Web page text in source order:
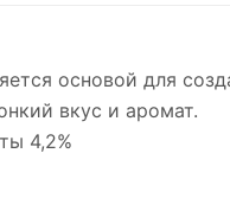
основой для
вкус и аромат.
4,2%